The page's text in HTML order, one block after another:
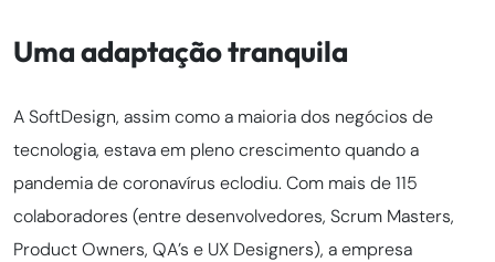
Uma adaptação tranquila
A SoftDesign, assim como a maioria dos negócios de
tecnologia, estava em pleno crescimento quando a
pandemia de coronavírus eclodiu. Com mais de 115
colaboradores (entre desenvolvedores, Scrum Masters,
Product Owners, QA’s e UX Designers), a empresa